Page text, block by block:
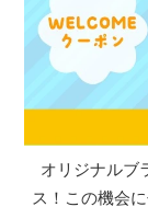
オリジナルブ
ス！この機会